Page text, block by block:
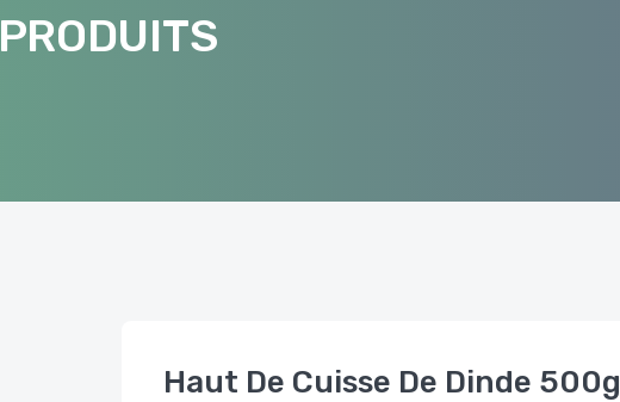
PRODUITS
Haut De Cuisse De Dinde 500g